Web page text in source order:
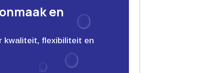
en
kwaliteit, flexibiliteit en